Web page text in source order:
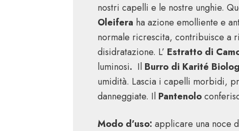
nostri capelli e le nostre unghie.
Oleifera ha azione emolliente e
normale ricrescita, contribuisce a
disidratazione. L’ Estratto di
luminosi. IlBurro di Karité
umidità. Lascia i capelli morbidi,
danneggiate. Il Pantenolo
Modo d’uso: applicare una noce